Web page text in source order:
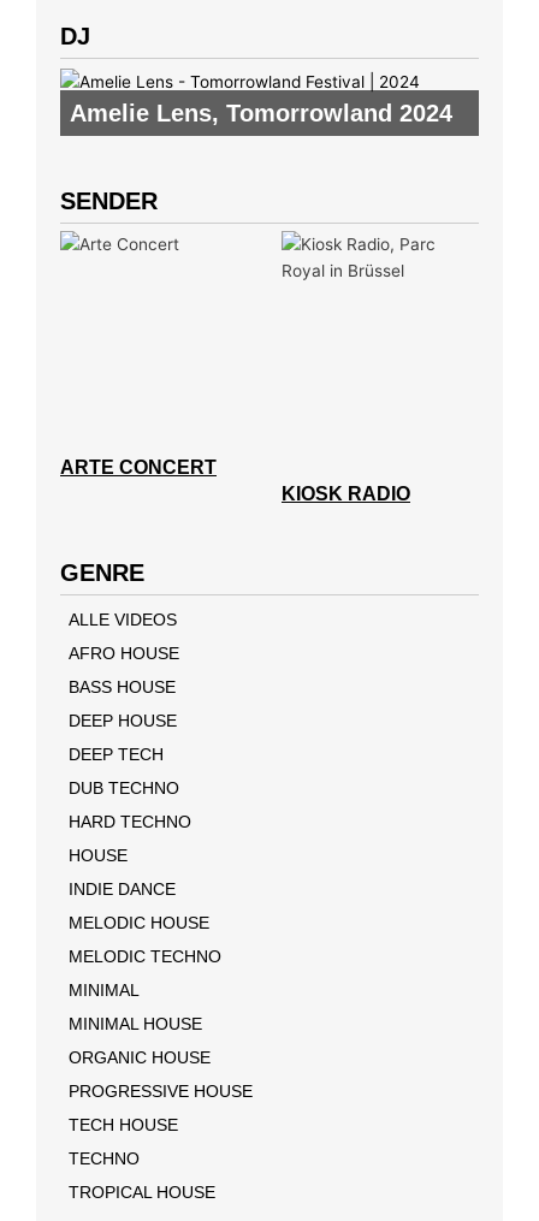
DJ
Amelie Lens, Tomorrowland 2024
SENDER
ARTE CONCERT
KIOSK RADIO
GENRE
ALLE VIDEOS
AFRO HOUSE
BASS HOUSE
DEEP HOUSE
DEEP TECH
DUB TECHNO
HARD TECHNO
HOUSE
INDIE DANCE
MELODIC HOUSE
MELODIC TECHNO
MINIMAL
MINIMAL HOUSE
ORGANIC HOUSE
PROGRESSIVE HOUSE
TECH HOUSE
TECHNO
TROPICAL HOUSE